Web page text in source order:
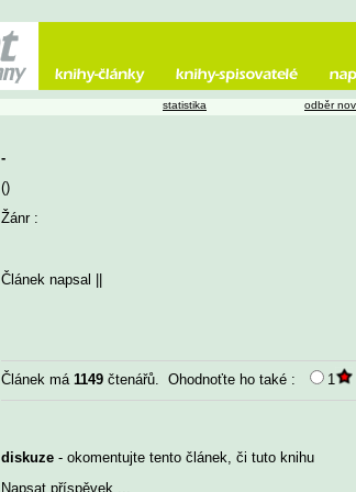
-
()
Žánr :
Článek napsal
Článek má1149 čtenářů. Ohodnoťte ho také : 1
diskuze - okomentujte tento článek, či tuto knihu
Napsat příspěvek
statistika odběr